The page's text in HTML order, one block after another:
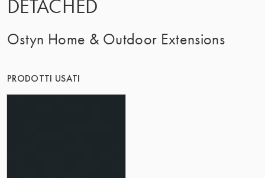
DETACHED
Ostyn Home & Outdoor Extensions
PRODOTTI USATI